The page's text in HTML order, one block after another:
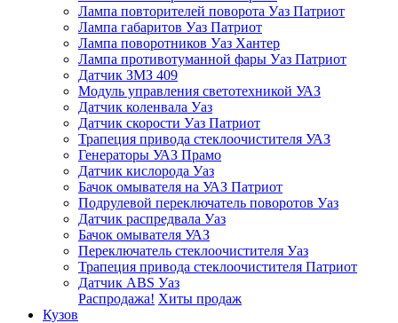
Лампа повторителей поворота Уаз Патриот
Лампа габаритов Уаз Патриот
Лампа поворотников Уаз Хантер
Лампа противотуманной фары Уаз Патриот
Датчик ЗМЗ 409
Модуль управления светотехникой УАЗ
Датчик коленвала Уаз
Датчик скорости Уаз Патриот
Трапеция привода стеклоочистителя УАЗ
Генераторы УАЗ Прамо
Датчик кислорода Уаз
Бачок омывателя на УАЗ Патриот
Подрулевой переключатель поворотов Уаз
Датчик распредвала Уаз
Бачок омывателя УАЗ
Переключатель стеклоочистителя Уаз
Трапеция привода стеклоочистителя Патриот
Датчик ABS Уаз
Распродажа! Хиты продаж
Кузов